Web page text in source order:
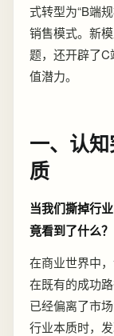
式转型为“B端
销售模式。新
题，还开辟了
值潜力。
一、认
质
当我们撕掉行
竟看到了什么？
在商业世界中
在既有的成功
已经偏离了市
行业本质时，